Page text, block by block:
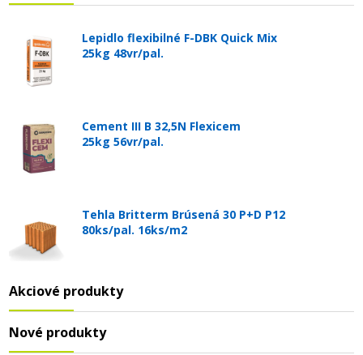
Lepidlo flexibilné F-DBK Quick Mix
25kg 48vr/pal.
Cement III B 32,5N Flexicem
25kg 56vr/pal.
Tehla Britterm Brúsená 30 P+D P12
80ks/pal. 16ks/m2
Akciové produkty
Nové produkty